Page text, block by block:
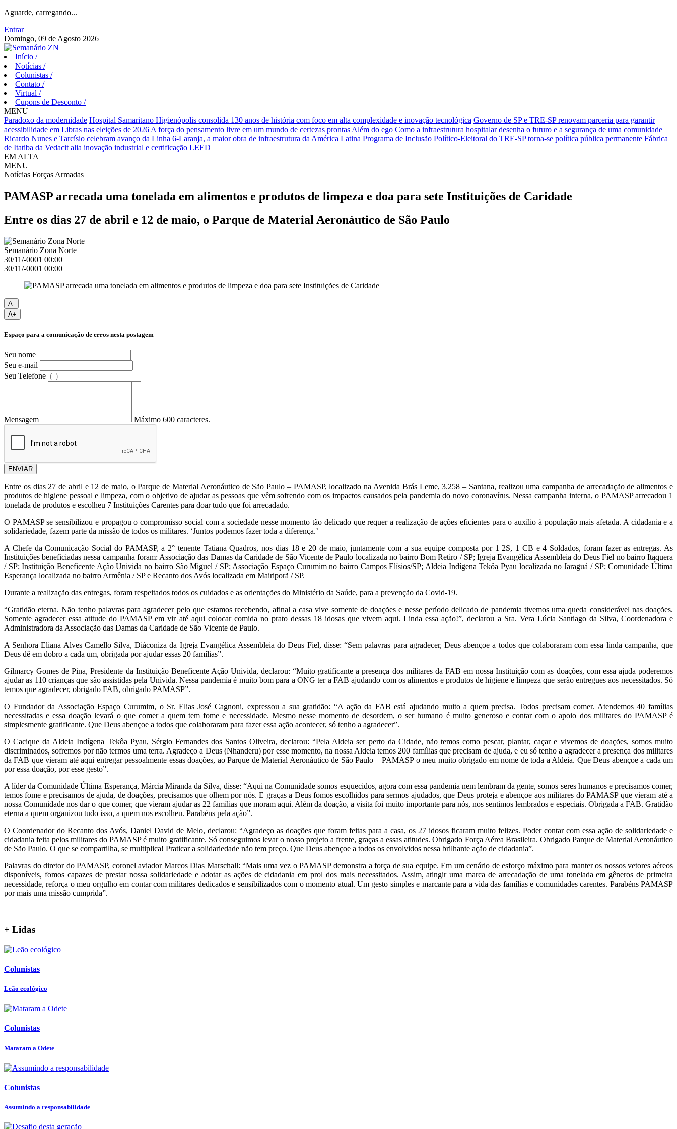
Aguarde, carregando...
Entrar
Domingo, 09 de Agosto 2026
Início /
Notícias /
Colunistas /
Contato /
Virtual /
Cupons de Desconto /
MENU
Paradoxo da modernidade Hospital Samaritano Higienópolis consolida 130 anos de história com foco em alta complexidade e inovação tecnológica Governo de SP e TRE-SP renovam parceria para garantir
acessibilidade em Libras nas eleições de 2026 A força do pensamento livre em um mundo de certezas prontas Além do ego Como a infraestrutura hospitalar desenha o futuro e a segurança de uma comunidade
Ricardo Nunes e Tarcísio celebram avanço da Linha 6-Laranja, a maior obra de infraestrutura da América Latina Programa de Inclusão Político-Eleitoral do TRE-SP torna-se política pública permanente Fábrica
de Itatiba da Vedacit alia inovação industrial e certificação LEED
EM ALTA
MENU
Notícias Forças Armadas
PAMASP arrecada uma tonelada em alimentos e produtos de limpeza e doa para sete Instituições de Caridade
Entre os dias 27 de abril e 12 de maio, o Parque de Material Aeronáutico de São Paulo
Semanário Zona Norte
30/11/-0001 00:00
30/11/-0001 00:00
A-
A+
Espaço para a comunicação de erros nesta postagem
Seu nome
Seu e-mail
Seu Telefone
Mensagem Máximo 600 caracteres.
ENVIAR
Entre os dias 27 de abril e 12 de maio, o Parque de Material Aeronáutico de São Paulo – PAMASP, localizado na Avenida Brás Leme, 3.258 – Santana, realizou uma campanha de arrecadação de alimentos e
produtos de higiene pessoal e limpeza, com o objetivo de ajudar as pessoas que vêm sofrendo com os impactos causados pela pandemia do novo coronavírus. Nessa campanha interna, o PAMASP arrecadou 1
tonelada de produtos e escolheu 7 Instituições Carentes para doar tudo que foi arrecadado.
O PAMASP se sensibilizou e propagou o compromisso social com a sociedade nesse momento tão delicado que requer a realização de ações eficientes para o auxílio à população mais afetada. A cidadania e a
solidariedade, fazem parte da missão de todos os militares. ‘Juntos podemos fazer toda a diferença.’
A Chefe da Comunicação Social do PAMASP, a 2° tenente Tatiana Quadros, nos dias 18 e 20 de maio, juntamente com a sua equipe composta por 1 2S, 1 CB e 4 Soldados, foram fazer as entregas. As
Instituições beneficiadas nessa campanha foram: Associação das Damas da Caridade de São Vicente de Paulo localizada no bairro Bom Retiro / SP; Igreja Evangélica Assembleia do Deus Fiel no bairro Itaquera
/ SP; Instituição Beneficente Ação Univida no bairro São Miguel / SP; Associação Espaço Curumim no bairro Campos Elísios/SP; Aldeia Indígena Tekôa Pyau localizada no Jaraguá / SP; Comunidade Última
Esperança localizada no bairro Armênia / SP e Recanto dos Avós localizada em Mairiporã / SP.
Durante a realização das entregas, foram respeitados todos os cuidados e as orientações do Ministério da Saúde, para a prevenção da Covid-19.
“Gratidão eterna. Não tenho palavras para agradecer pelo que estamos recebendo, afinal a casa vive somente de doações e nesse período delicado de pandemia tivemos uma queda considerável nas doações.
Somente agradecer essa atitude do PAMASP em vir até aqui colocar comida no prato dessas 18 idosas que vivem aqui. Linda essa ação!”, declarou a Sra. Vera Lúcia Santiago da Silva, Coordenadora e
Administradora da Associação das Damas da Caridade de São Vicente de Paulo.
A Senhora Eliana Alves Camello Silva, Diáconiza da Igreja Evangélica Assembleia do Deus Fiel, disse: “Sem palavras para agradecer, Deus abençoe a todos que colaboraram com essa linda campanha, que
Deus dê em dobro a cada um, obrigada por ajudar essas 20 famílias”.
Gilmarcy Gomes de Pina, Presidente da Instituição Beneficente Ação Univida, declarou: “Muito gratificante a presença dos militares da FAB em nossa Instituição com as doações, com essa ajuda poderemos
ajudar as 110 crianças que são assistidas pela Univida. Nessa pandemia é muito bom para a ONG ter a FAB ajudando com os alimentos e produtos de higiene e limpeza que serão entregues aos necessitados. Só
temos que agradecer, obrigado FAB, obrigado PAMASP”.
O Fundador da Associação Espaço Curumim, o Sr. Elias José Cagnoni, expressou a sua gratidão: “A ação da FAB está ajudando muito a quem precisa. Todos precisam comer. Atendemos 40 famílias
necessitadas e essa doação levará o que comer a quem tem fome e necessidade. Mesmo nesse momento de desordem, o ser humano é muito generoso e contar com o apoio dos militares do PAMASP é
simplesmente gratificante. Que Deus abençoe a todos que colaboraram para fazer essa ação acontecer, só tenho a agradecer”.
O Cacique da Aldeia Indígena Tekôa Pyau, Sérgio Fernandes dos Santos Oliveira, declarou: “Pela Aldeia ser perto da Cidade, não temos como pescar, plantar, caçar e vivemos de doações, somos muito
discriminados, sofremos por não termos uma terra. Agradeço a Deus (Nhanderu) por esse momento, na nossa Aldeia temos 200 famílias que precisam de ajuda, e eu só tenho a agradecer a presença dos militares
da FAB que vieram até aqui entregar pessoalmente essas doações, ao Parque de Material Aeronáutico de São Paulo – PAMASP o meu muito obrigado em nome de toda a Aldeia. Que Deus abençoe a cada um
por essa doação, por esse gesto”.
A líder da Comunidade Última Esperança, Márcia Miranda da Silva, disse: “Aqui na Comunidade somos esquecidos, agora com essa pandemia nem lembram da gente, somos seres humanos e precisamos comer,
temos fome e precisamos de ajuda, de doações, precisamos que olhem por nós. E graças a Deus fomos escolhidos para sermos ajudados, que Deus proteja e abençoe aos militares do PAMASP que vieram até a
nossa Comunidade nos dar o que comer, que vieram ajudar as 22 famílias que moram aqui. Além da doação, a visita foi muito importante para nós, nos sentimos lembrados e especiais. Obrigada a FAB. Gratidão
eterna a quem organizou tudo isso, a quem nos escolheu. Parabéns pela ação”.
O Coordenador do Recanto dos Avós, Daniel David de Melo, declarou: “Agradeço as doações que foram feitas para a casa, os 27 idosos ficaram muito felizes. Poder contar com essa ação de solidariedade e
cidadania feita pelos militares do PAMASP é muito gratificante. Só conseguimos levar o nosso projeto a frente, graças a essas atitudes. Obrigado Força Aérea Brasileira. Obrigado Parque de Material Aeronáutico
de São Paulo. O que se compartilha, se multiplica! Praticar a solidariedade não tem preço. Que Deus abençoe a todos os envolvidos nessa brilhante ação de cidadania”.
Palavras do diretor do PAMASP, coronel aviador Marcos Dias Marschall: “Mais uma vez o PAMASP demonstra a força de sua equipe. Em um cenário de esforço máximo para manter os nossos vetores aéreos
disponíveis, fomos capazes de prestar nossa solidariedade e adotar as ações de cidadania em prol dos mais necessitados. Assim, atingir uma marca de arrecadação de uma tonelada em gêneros de primeira
necessidade, reforça o meu orgulho em contar com militares dedicados e sensibilizados com o momento atual. Um gesto simples e marcante para a vida das famílias e comunidades carentes. Parabéns PAMASP
por mais uma missão cumprida”.
+ Lidas
Colunistas
Leão ecológico
Colunistas
Mataram a Odete
Colunistas
Assumindo a responsabilidade